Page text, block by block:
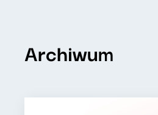
Archiwum